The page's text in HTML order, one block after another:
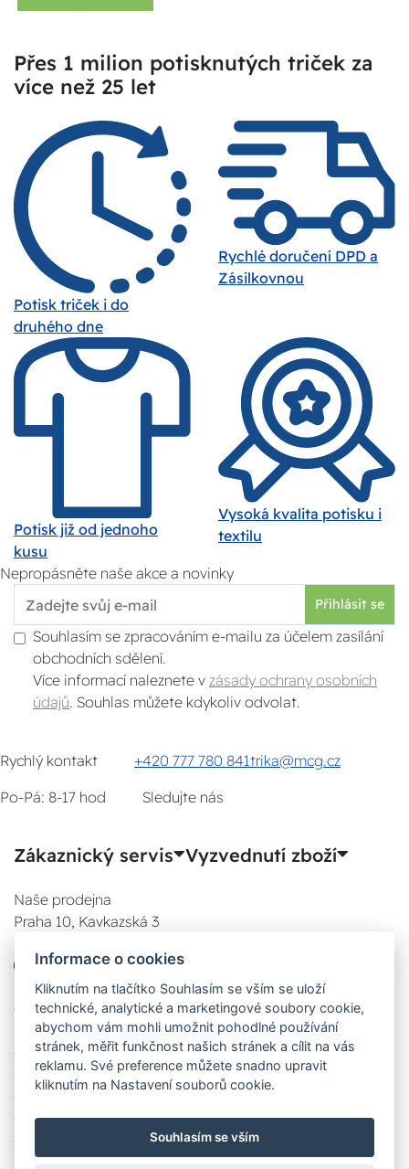
Přes 1 milion potisknutých triček za
více než 25 let
Potisk triček i do
druhého dne
Rychlé doručení DPD a
Zásilkovnou
Potisk již od jednoho
kusu
Vysoká kvalita potisku i
textilu
Nepropásněte naše akce a novinky
Přihlásit se
Souhlasím se zpracováním e-mailu za účelem zasílání
obchodních sdělení.
Více informací naleznete v zásady ochrany osobních
údajů . Souhlas můžete kdykoliv odvolat.
Rychlý kontakt +420 777 780 841trika@mcg.cz
Po-Pá: 8-17 hod
Sledujte nás
Zákaznický servis Vyzvednutí zboží
Naše prodejna
Praha 10, Kavkazská 3
777 780 841
08:00 - 17:00
08:00 - 17:00
08:00 - 17:00
Čt:
08:00 - 17:00
Informace o cookies
Kliknutím na tlačítko Souhlasím se vším se uloží
technické, analytické a marketingové soubory cookie,
abychom vám mohli umožnit pohodlné používání
stránek, měřit funkčnost našich stránek a cílit na vás
reklamu. Své preference můžete snadno upravit
kliknutím na Nastavení souborů cookie.
Souhlasím se vším